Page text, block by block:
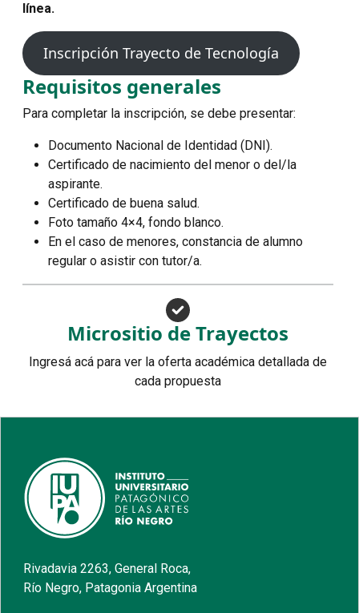
línea.
Inscripción Trayecto de Tecnología
Requisitos generales
Para completar la inscripción, se debe presentar:
Documento Nacional de Identidad (DNI).
Certificado de nacimiento del menor o del/la
aspirante.
Certificado de buena salud.
Foto tamaño 4×4, fondo blanco.
En el caso de menores, constancia de alumno
regular o asistir con tutor/a.
Micrositio de Trayectos
Ingresá acá para ver la oferta académica detallada de
cada propuesta
Rivadavia 2263, General Roca,
Río Negro, Patagonia Argentina